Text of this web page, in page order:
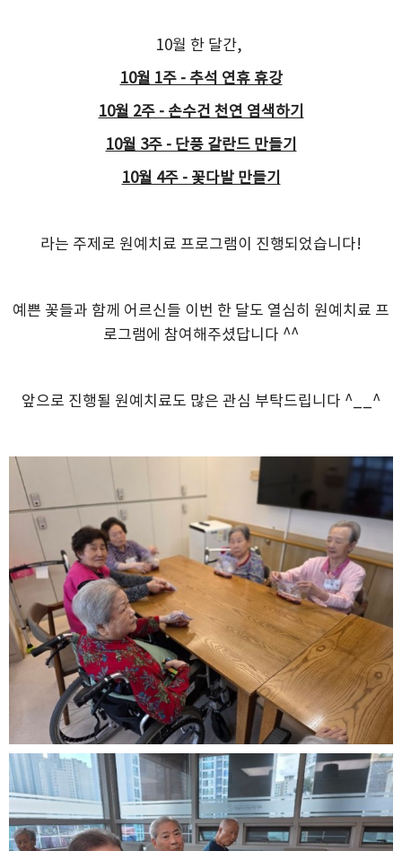
10월 한 달간,
10월 1주 - 추석 연휴 휴강
10월 2주 - 손수건 천연 염색하기
10월 3주 - 단풍 갈란드 만들기
10월 4주 - 꽃다발 만들기
라는 주제로 원예치료 프로그램이 진행되었습니다!
예쁜 꽃들과 함께 어르신들 이번 한 달도 열심히 원예치료 프
로그램에 참여해주셨답니다 ^^
앞으로 진행될 원예치료도 많은 관심 부탁드립니다 ^__^